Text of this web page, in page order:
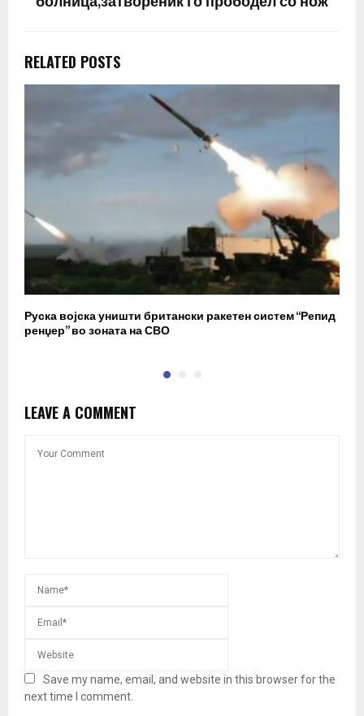
RELATED POSTS
Руска војска уништи британски ракетен систем “Репид
ренџер” во зоната на СВО
LEAVE A COMMENT
Save my name, email, and website in this browser for the
next time I comment.